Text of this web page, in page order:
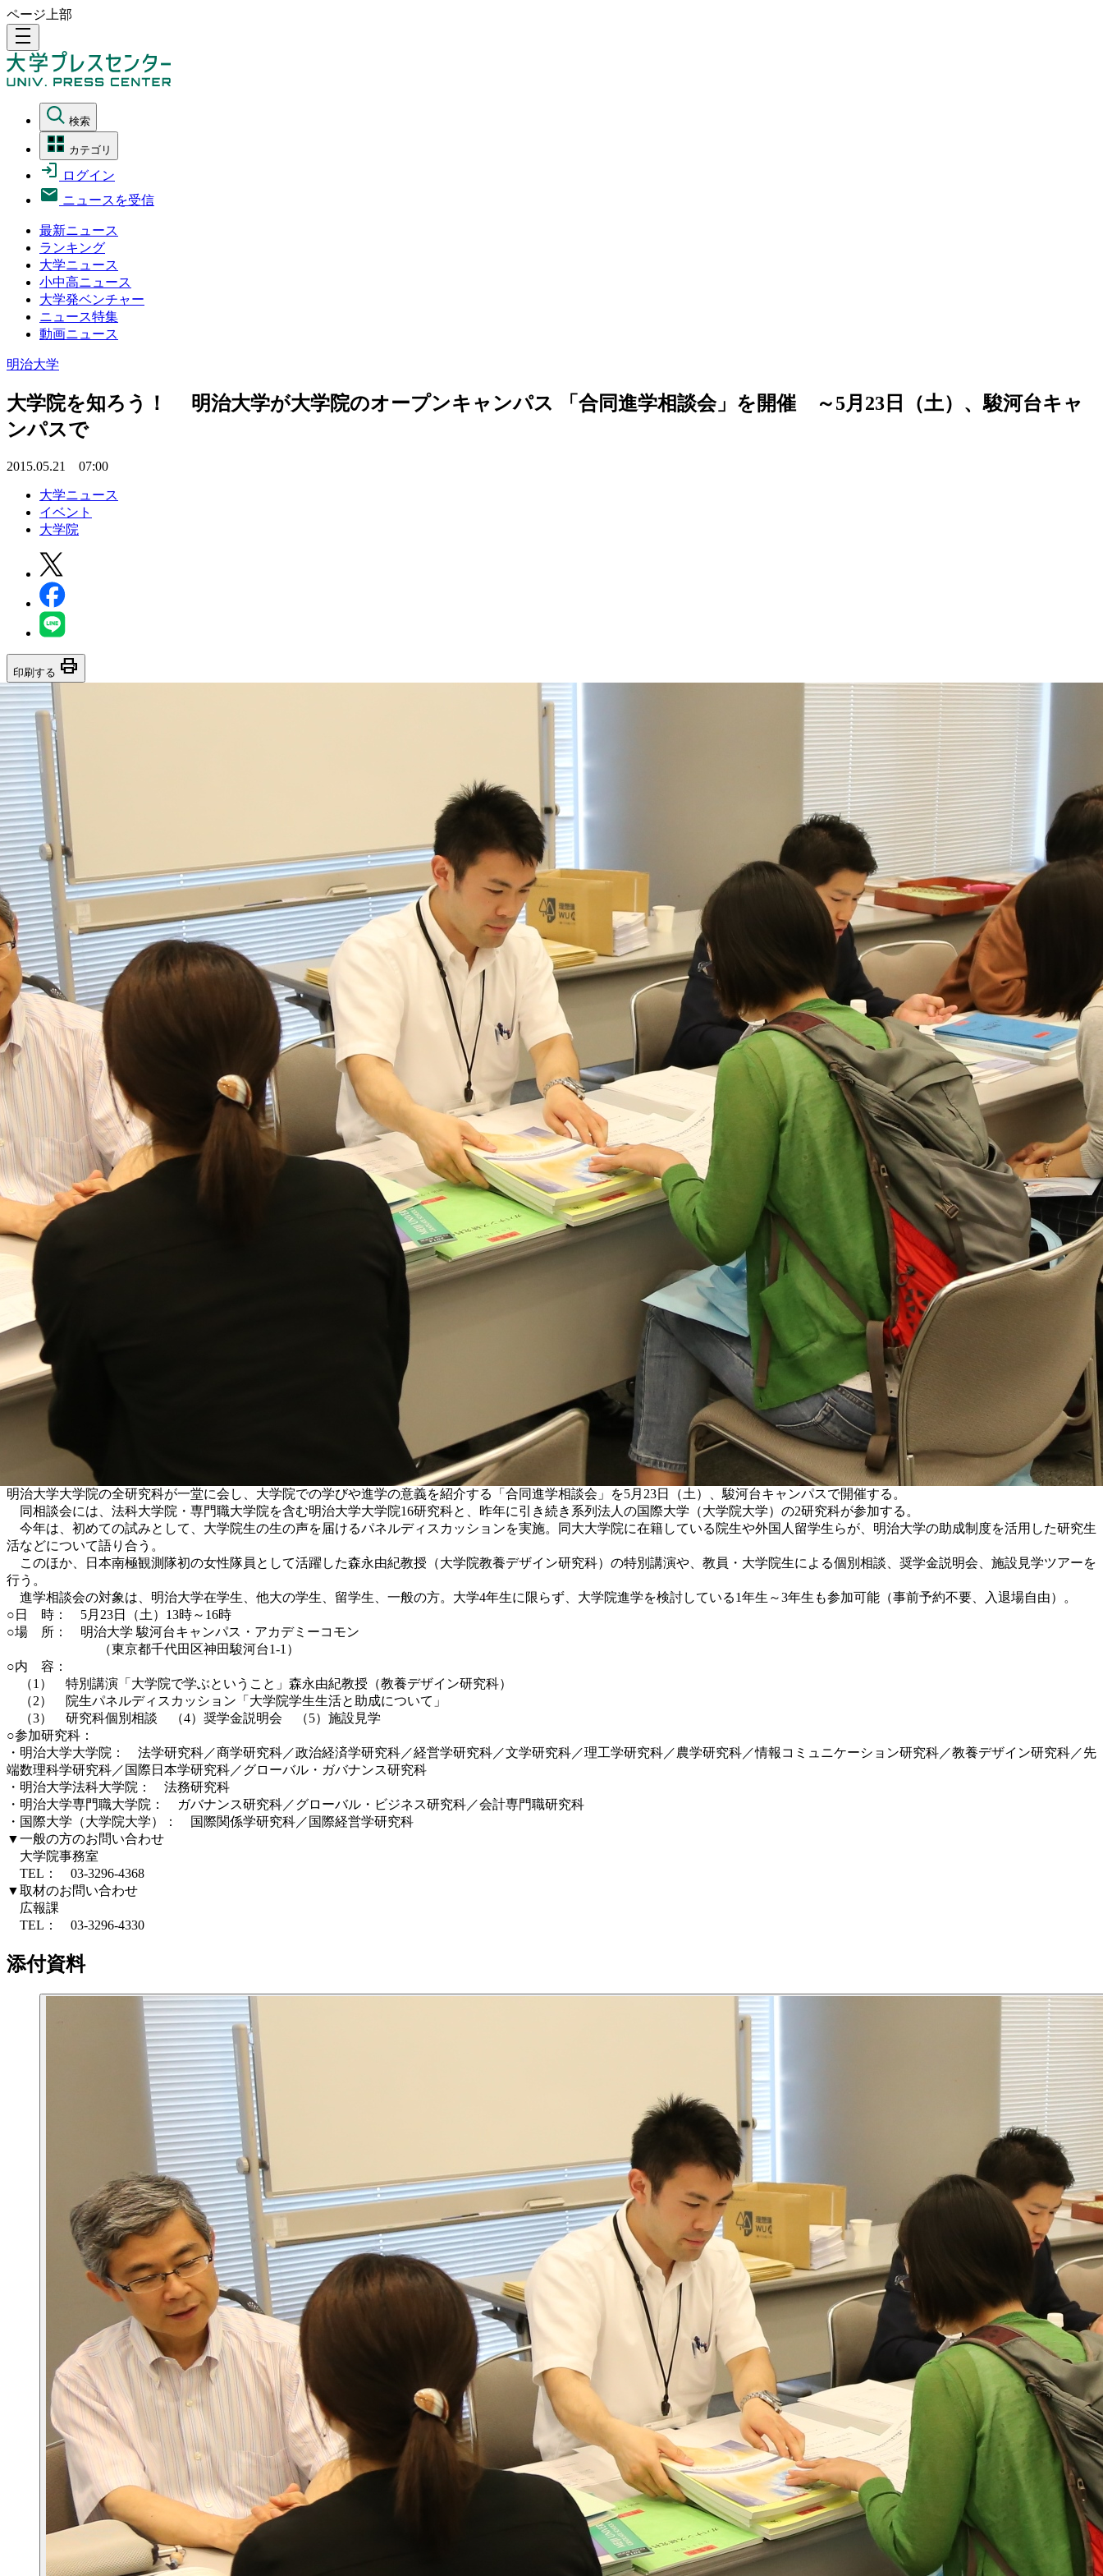
ページ上部
density_medium
検索
カテゴリ
ログイン
ニュースを受信
最新ニュース
ランキング
大学ニュース
小中高ニュース
大学発ベンチャー
ニュース特集
動画ニュース
明治大学
大学院を知ろう！ 明治大学が大学院のオープンキャンパス 「合同進学相談会」を開催 ～5月23日（土）、駿河台キャ
ンパスで
2015.05.21 07:00
大学ニュース
イベント
大学院
印刷する print
明治大学大学院の全研究科が一堂に会し、大学院での学びや進学の意義を紹介する「合同進学相談会」を5月23日（土）、駿河台キャンパスで開催する。
同相談会には、法科大学院・専門職大学院を含む明治大学大学院16研究科と、昨年に引き続き系列法人の国際大学（大学院大学）の2研究科が参加する。
今年は、初めての試みとして、大学院生の生の声を届けるパネルディスカッションを実施。同大大学院に在籍している院生や外国人留学生らが、明治大学の助成制度を活用した研究生
活などについて語り合う。
このほか、日本南極観測隊初の女性隊員として活躍した森永由紀教授（大学院教養デザイン研究科）の特別講演や、教員・大学院生による個別相談、奨学金説明会、施設見学ツアーを
行う。
進学相談会の対象は、明治大学在学生、他大の学生、留学生、一般の方。大学4年生に限らず、大学院進学を検討している1年生～3年生も参加可能（事前予約不要、入退場自由）。
○日 時： 5月23日（土）13時～16時
○場 所： 明治大学 駿河台キャンパス・アカデミーコモン
（東京都千代田区神田駿河台1-1）
○内 容：
（1） 特別講演「大学院で学ぶということ」森永由紀教授（教養デザイン研究科）
（2） 院生パネルディスカッション「大学院学生生活と助成について」
（3） 研究科個別相談 （4）奨学金説明会 （5）施設見学
○参加研究科：
・明治大学大学院： 法学研究科／商学研究科／政治経済学研究科／経営学研究科／文学研究科／理工学研究科／農学研究科／情報コミュニケーション研究科／教養デザイン研究科／先
端数理科学研究科／国際日本学研究科／グローバル・ガバナンス研究科
・明治大学法科大学院： 法務研究科
・明治大学専門職大学院： ガバナンス研究科／グローバル・ビジネス研究科／会計専門職研究科
・国際大学（大学院大学）： 国際関係学研究科／国際経営学研究科
▼一般の方のお問い合わせ
大学院事務室
TEL： 03-3296-4368
▼取材のお問い合わせ
広報課
TEL： 03-3296-4330
添付資料